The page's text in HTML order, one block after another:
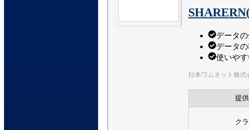
データ
データ
使いやす
日本ワムネット株式
提
ク